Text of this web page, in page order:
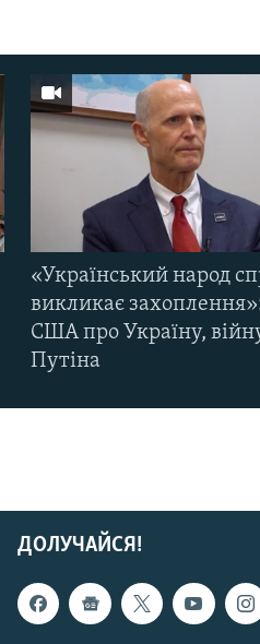
«Український народ
викликає
США про Україну,
Путіна
ДОЛУЧАЙСЯ!